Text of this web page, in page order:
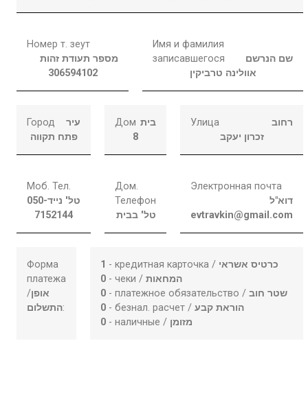
Номер т. зеут
מספר תעודת זהות
306594102
Имя и фамилия
записавшегося
שם הנרשם
אוולינה טרביקין
Город
עיר
פתח תקווה
Дом בית
8
Улица
רחוב
זכרון יעקב
Моб. Тел.
טל' נייד050-
7152144
Дом.
Телефон
טל' בבית
Электронная почта
דוא"ל
evtravkin@gmail.com
Форма
платежа
/אופן
התשלום:
1 - кредитная карточка / כרטיס אשראי
0 - чеки /המחאות
0 - платежное обязательство /שטר חוב
0 - безнал. расчет /הוראת קבע
0 - наличные / מזומן